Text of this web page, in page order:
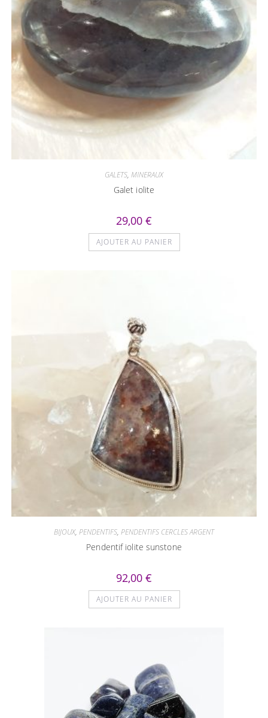
GALETS, MINERAUX
Galet iolite
29,00 €
AJOUTER AU PANIER
BIJOUX, PENDENTIFS, PENDENTIFS CERCLES ARGENT
Pendentif iolite sunstone
92,00 €
AJOUTER AU PANIER